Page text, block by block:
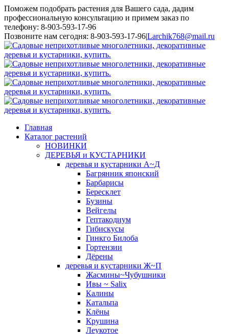
Поможем подобрать растения для Вашего сада, дадим
профессиональную консультацию и примем заказ по
телефону: 8-903-593-17-96
Toggle
SlidingBar
Area
Позвоните нам сегодня: 8-903-593-17-96|Larchik768@mail.ru
Главная
Каталог растений
НОВИНКИ
ДЕРЕВЬЯ и КУСТАРНИКИ
деревья и кустарники А~Д
Багрянник японский
Барбарисы
Бересклет
Бузины
Вейгелы
Гептакодиум
Гибискусы
Гинкго Билоба
Гортензии
Дёрены
деревья и кустарники Ж~П
Жасмины~Чубушники
Ивы ~ Salix
Калины
Катальпа
Клёны
Крушина
Леукотое